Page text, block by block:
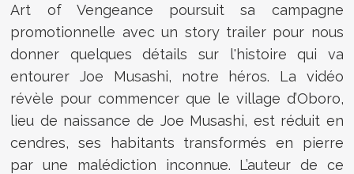
Art of Vengeance poursuit sa campagne
promotionnelle avec un story trailer pour nous
donner quelques détails sur l'histoire qui va
entourer Joe Musashi, notre héros. La vidéo
révèle pour commencer que le village d’Oboro,
lieu de naissance de Joe Musashi, est réduit en
cendres, ses habitants transformés en pierre
par une malédiction inconnue. L’auteur de ce